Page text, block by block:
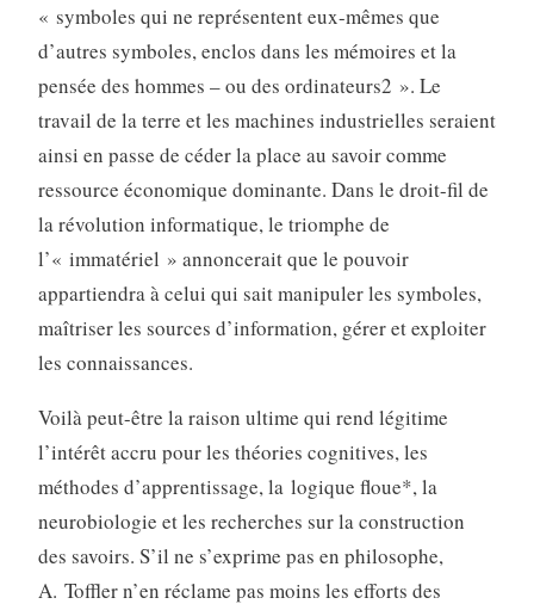
« symboles qui ne représentent eux-mêmes que
d’autres symboles, enclos dans les mémoires et la
pensée des hommes – ou des ordinateurs2 ». Le
travail de la terre et les machines industrielles seraient
ainsi en passe de céder la place au savoir comme
ressource économique dominante. Dans le droit-fil de
la révolution informatique, le triomphe de
l’« immatériel » annoncerait que le pouvoir
appartiendra à celui qui sait manipuler les symboles,
maîtriser les sources d’information, gérer et exploiter
les connaissances.
Voilà peut-être la raison ultime qui rend légitime
l’intérêt accru pour les théories cognitives, les
méthodes d’apprentissage, la logique floue*, la
neurobiologie et les recherches sur la construction
des savoirs. S’il ne s’exprime pas en philosophe,
A. Toffler n’en réclame pas moins les efforts des